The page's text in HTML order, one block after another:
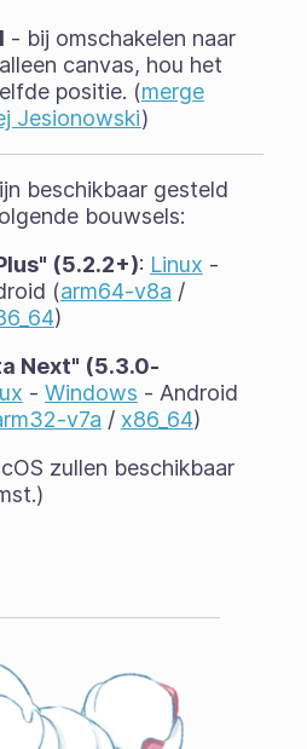
- bij omschakelen naar
canvas, hou het
positie. (merge
Jesionowski)
beschikbaar gesteld
bouwsels:
(5.2.2+): Linux -
(arm64-v8a /
)
Next" (5.3.0-
- Windows - Android
v7a / x86_64)
zullen beschikbaar